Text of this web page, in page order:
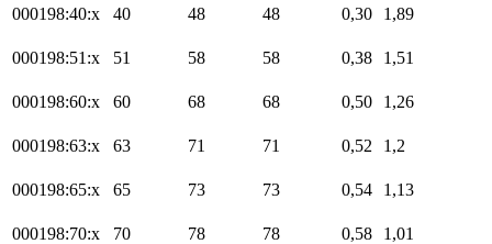
000198:40:x 40 48 48 0,30 1,89
000198:51:x 51 58 58 0,38 1,51
000198:60:x 60 68 68 0,50 1,26
000198:63:x 63 71 71 0,52 1,2
000198:65:x 65 73 73 0,54 1,13
000198:70:x 70 78 78 0,58 1,01